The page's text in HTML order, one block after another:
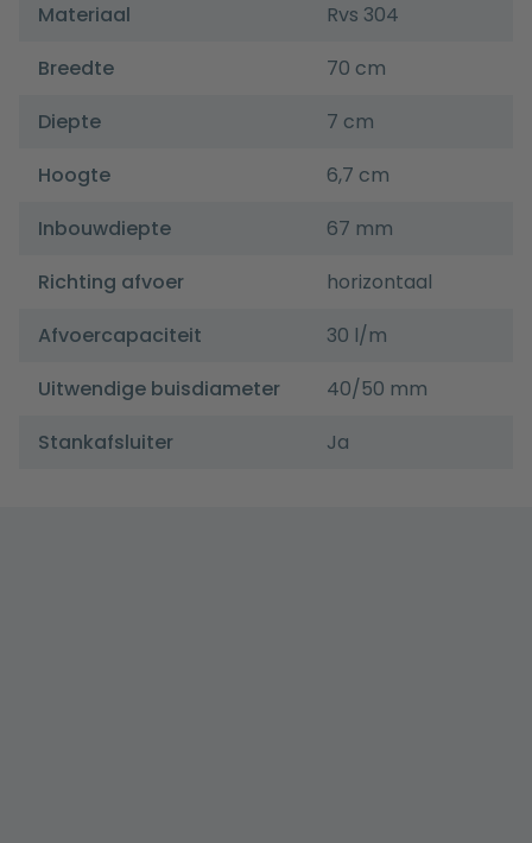
Materiaal
Rvs 304
Breedte
70 cm
Diepte
7 cm
Hoogte
6,7 cm
Inbouwdiepte
67 mm
Richting afvoer
horizontaal
Afvoercapaciteit
30 l/m
Uitwendige buisdiameter
40/50 mm
Stankafsluiter
Ja